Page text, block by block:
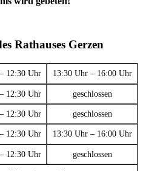
Rathauses Gerzen
12:30 Uhr 13:30 Uhr – 16:00 Uhr
12:30 Uhr geschlossen
12:30 Uhr geschlossen
12:30 Uhr 13:30 Uhr – 16:00 Uhr
12:30 Uhr geschlossen